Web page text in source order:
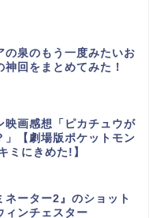
の泉のもう一度みたいお
神回をまとめてみた！
映画感想「ピカチュウが
」【劇場版ポケットモン
ミにきめた!】
ネーター2』のショット
ィンチェスター